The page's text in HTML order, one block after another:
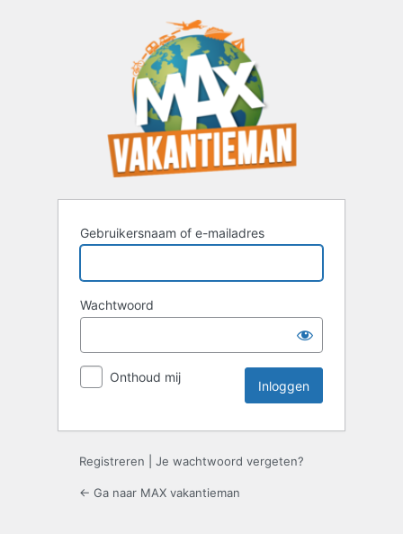
Gebruikersnaam of e-mailadres
Wachtwoord
Onthoud mij
Registreren Je wachtwoord vergeten?
← Ga naar MAX vakantieman